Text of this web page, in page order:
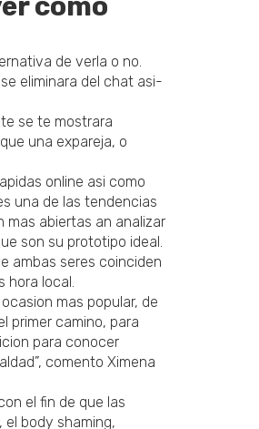
de verla o no.
eliminara del chat asi­
se te mostrara
una expareja, o
online asi­ como
una de las tendencias
mas abiertas an analizar
son su prototipo ideal.
ambas seres coinciden
hora local.
mas popular, de
primer camino, para
para conocer
comento Ximena
el fin de que las
body shaming,